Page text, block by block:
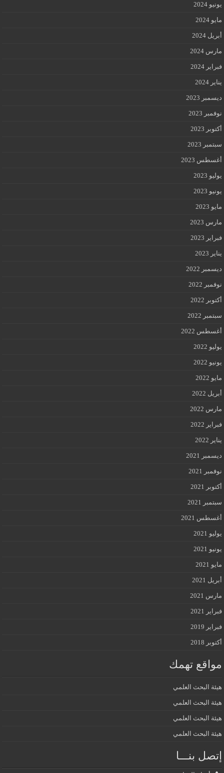
يونيو 2024
مايو 2024
أبريل 2024
مارس 2024
فبراير 2024
يناير 2024
ديسمبر 2023
نوفمبر 2023
أكتوبر 2023
سبتمبر 2023
أغسطس 2023
يوليو 2023
يونيو 2023
مايو 2023
مارس 2023
فبراير 2023
يناير 2023
ديسمبر 2022
نوفمبر 2022
أكتوبر 2022
سبتمبر 2022
أغسطس 2022
يوليو 2022
يونيو 2022
مايو 2022
أبريل 2022
مارس 2022
فبراير 2022
يناير 2022
ديسمبر 2021
نوفمبر 2021
أكتوبر 2021
سبتمبر 2021
أغسطس 2021
يوليو 2021
يونيو 2021
مايو 2021
أبريل 2021
مارس 2021
فبراير 2021
فبراير 2019
أكتوبر 2018
مواقع تهمك
هيئة البحث العلمي
هيئة البحث العلمي
هيئة البحث العلمي
هيئة البحث العلمي
إتصل بنـــا